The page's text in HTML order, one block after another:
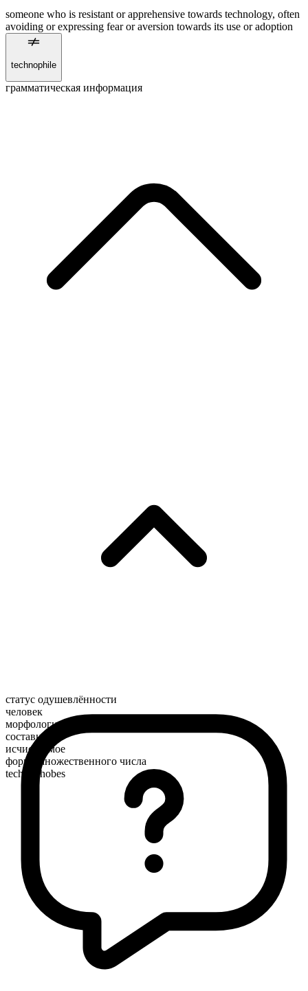
someone who is resistant or apprehensive towards technology, often
avoiding or expressing fear or aversion towards its use or adoption
technophile
грамматическая информация
статус одушевлённости
человек
морфологический состав
составное
исчисляемое
форма множественного числа
technophobes